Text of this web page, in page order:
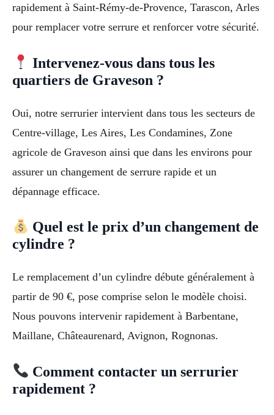
rapidement à Saint-Rémy-de-Provence, Tarascon, Arles
pour remplacer votre serrure et renforcer votre sécurité.
Intervenez-vous dans tous les
quartiers de Graveson ?
Oui, notre serrurier intervient dans tous les secteurs de
Centre-village, Les Aires, Les Condamines, Zone
agricole de Graveson ainsi que dans les environs pour
assurer un changement de serrure rapide et un
dépannage efficace.
Quel est le prix d’un changement de
cylindre ?
Le remplacement d’un cylindre débute généralement à
partir de 90 €, pose comprise selon le modèle choisi.
Nous pouvons intervenir rapidement à Barbentane,
Maillane, Châteaurenard, Avignon, Rognonas.
Comment contacter un serrurier
rapidement ?